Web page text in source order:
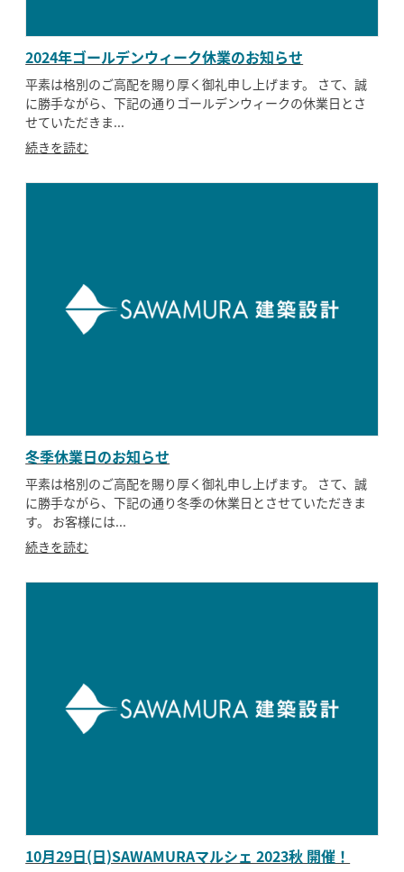
2024年ゴールデンウィーク休業のお知らせ
平素は格別のご高配を賜り厚く御礼申し上げます。 さて、誠
に勝手ながら、下記の通りゴールデンウィークの休業日とさ
せていただきま...
続きを読む
冬季休業日のお知らせ
平素は格別のご高配を賜り厚く御礼申し上げます。 さて、誠
に勝手ながら、下記の通り冬季の休業日とさせていただきま
す。 お客様には...
続きを読む
10月29日(日)SAWAMURAマルシェ 2023秋 開催！